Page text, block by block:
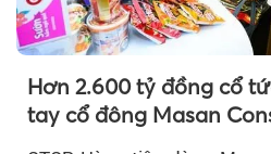
Hơn 2.600 tỷ đồng cổ
tay cổ đông Masan